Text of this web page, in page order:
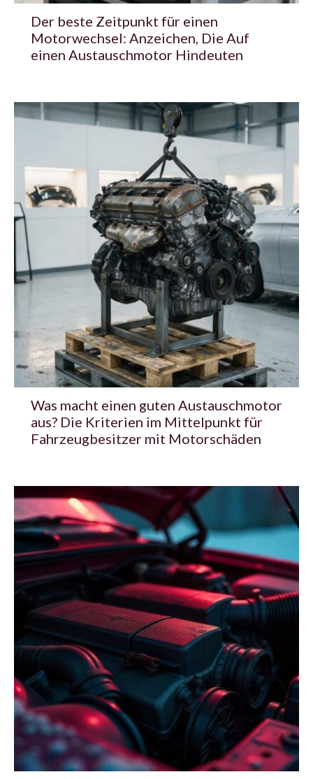
Der beste Zeitpunkt für einen
Motorwechsel: Anzeichen, Die Auf
einen Austauschmotor Hindeuten
Was macht einen guten Austauschmotor
aus? Die Kriterien im Mittelpunkt für
Fahrzeugbesitzer mit Motorschäden